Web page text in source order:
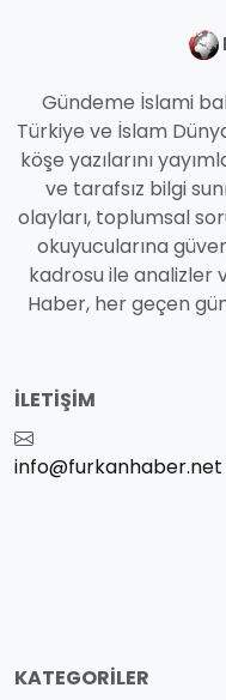
Gündeme İslami
Türkiye ve İslam
köşe yazılarını
ve tarafsız bilgi
olayları, toplumsal
okuyucularına
kadrosu ile analizler
Haber, her geçen
İLETIŞIM
info@furkanhaber.net
KATEGORILER